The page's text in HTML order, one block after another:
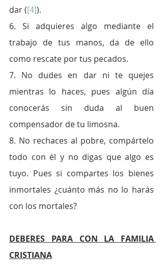
dar ([4]).
6. Si adquieres algo mediante el
trabajo de tus manos, da de ello
como rescate por tus pecados.
7. No dudes en dar ni te quejes
mientras lo haces, pues algún día
conocerás sin duda al buen
compensador de tu limosna.
8. No rechaces al pobre, compártelo
todo con él y no digas que algo es
tuyo. Pues si compartes los bienes
inmortales ¿cuánto más no lo harás
con los mortales?
DEBERES PARA CON LA FAMILIA
CRISTIANA